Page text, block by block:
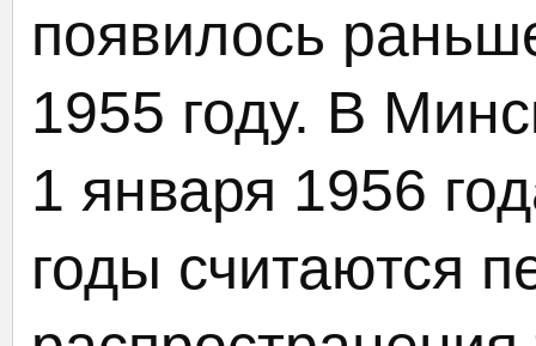
появилось
1955 году. В
1 января 1956
годы считаются